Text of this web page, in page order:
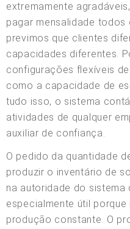
extremamente
pagar mensalidade todos
previmos que clientes
capacidades diferentes.
configurações flexíveis
como a capacidade de
tudo isso, o sistema
atividades de qualquer
auxiliar de confiança.
O pedido da quantidade
produzir o inventário de
na autoridade do sistema
especialmente útil
produção constante. O